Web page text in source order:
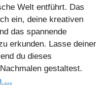
Welt entführt. Das
ein, deine kreativen
das spannende
erkunden. Lasse deiner
du dieses
gestaltest.
…